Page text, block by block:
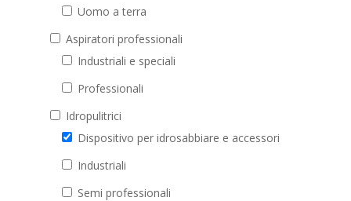
Uomo a terra
Aspiratori professionali
Industriali e speciali
Professionali
Idropulitrici
Dispositivo per idrosabbiare e accessori
Industriali
Semi professionali